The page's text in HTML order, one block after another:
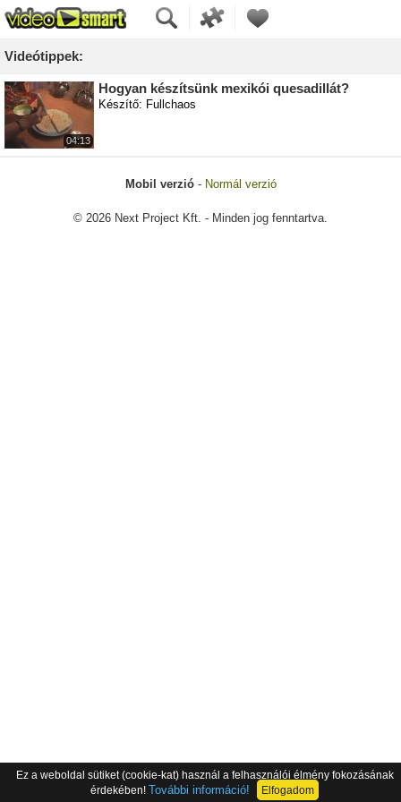
Videótippek:
04:13
Hogyan készítsünk mexikói quesadillát?
Készítő: Fullchaos
Mobil verzió- Normál verzió
© 2026 Next Project Kft. - Minden jog fenntartva.
Ez a weboldal sütiket (cookie-kat) használ a felhasználói élmény fokozásának
érdekében! További információ! Elfogadom